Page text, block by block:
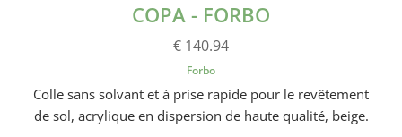
COPA - FORBO
€ 140.94
Forbo
Colle sans solvant et à prise rapide pour le revêtement
de sol, acrylique en dispersion de haute qualité, beige.